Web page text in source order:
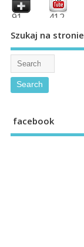
91 412
Szukaj na stronie
facebook